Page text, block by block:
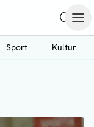
Sport Kultur